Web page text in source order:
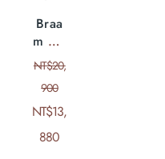
Braa
m Air
i-Size
0~12
歲長
效瞬
冷型
嬰幼
NT$20,
900
NT$13,
880